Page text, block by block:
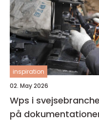
inspiration
02. May 2026
Wps i
på